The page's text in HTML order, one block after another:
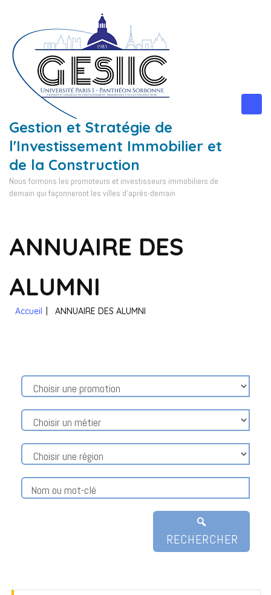
contenu
(Pressez
Entrée)
Gestion et Stratégie de
l'Investissement Immobilier et
de la Construction
Nous formons les promoteurs et investisseurs immobiliers de
demain qui façonneront les villes d'après-demain
ANNUAIRE DES
ALUMNI
Accueil ANNUAIRE DES ALUMNI
RECHERCHER